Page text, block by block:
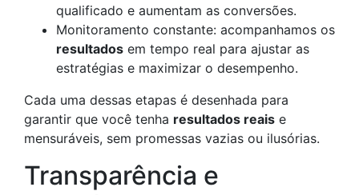
qualificado e aumentam as conversões.
Monitoramento constante: acompanhamos os
resultados em tempo real para ajustar as
estratégias e maximizar o desempenho.
Cada uma dessas etapas é desenhada para
garantir que você tenha resultados reais e
mensuráveis, sem promessas vazias ou ilusórias.
Transparência e